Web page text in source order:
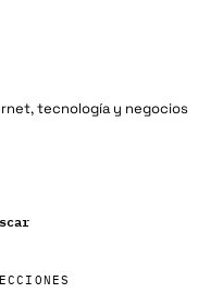
tecnología y negocios